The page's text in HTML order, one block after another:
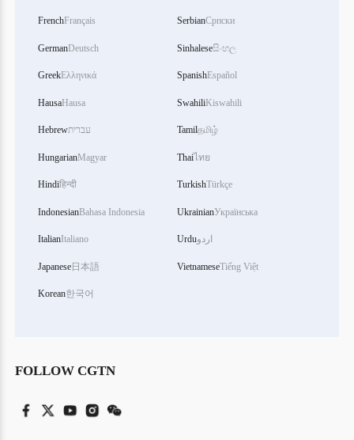
FrenchFrançais
GermanDeutsch
GreekΕλληνικά
HausaHausa
Hebrewעברית
HungarianMagyar
Hindiहिन्दी
IndonesianBahasa Indonesia
ItalianItaliano
Japanese日本語
Korean한국어
SerbianСрпски
Sinhaleseසිංහල
SpanishEspañol
SwahiliKiswahili
Tamilதமிழ்
Thaiไทย
TurkishTürkçe
UkrainianУкраїнська
Urduاردو
VietnameseTiếng Việt
FOLLOW CGTN